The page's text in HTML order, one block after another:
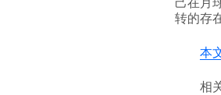
己在月
转的存
本
相